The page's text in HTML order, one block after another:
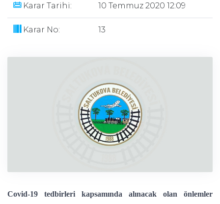
Karar Tarihi: 10 Temmuz 2020 12:09
Karar No: 13
Covid-19 tedbirleri kapsamında alınacak olan önlemler